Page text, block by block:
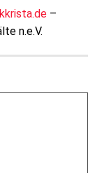
–
n.e.V.